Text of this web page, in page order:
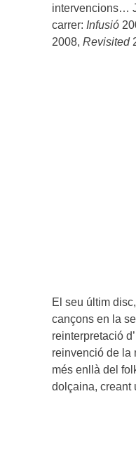
intervencions…
carrer: Infusió
2008, Revisited
El seu últim disc,
cançons en la
reinterpretació
reinvenció de la
més enllà del
dolçaina, creant